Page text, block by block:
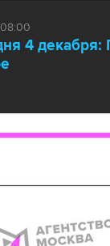
4 декабря: